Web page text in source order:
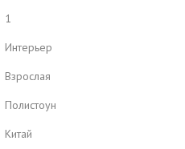
1
Интерьер
Взрослая
Полистоун
Китай